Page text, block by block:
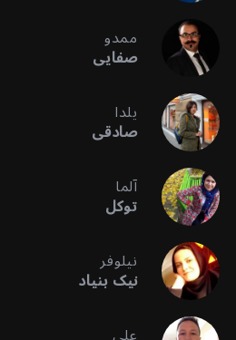
ممدو
صفایی
یلدا
صادقی
آلما
توکل
نیلوفر
نیک بنیاد